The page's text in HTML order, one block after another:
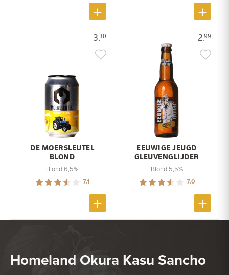
3.30
DE MOERSLEUTEL
BLOND
Blond 6,5%
7.1
2.99
EEUWIGE JEUGD
GLEUVENGLIJDER
Blond 5,5%
7.0
Homeland Okura Kasu Sancho